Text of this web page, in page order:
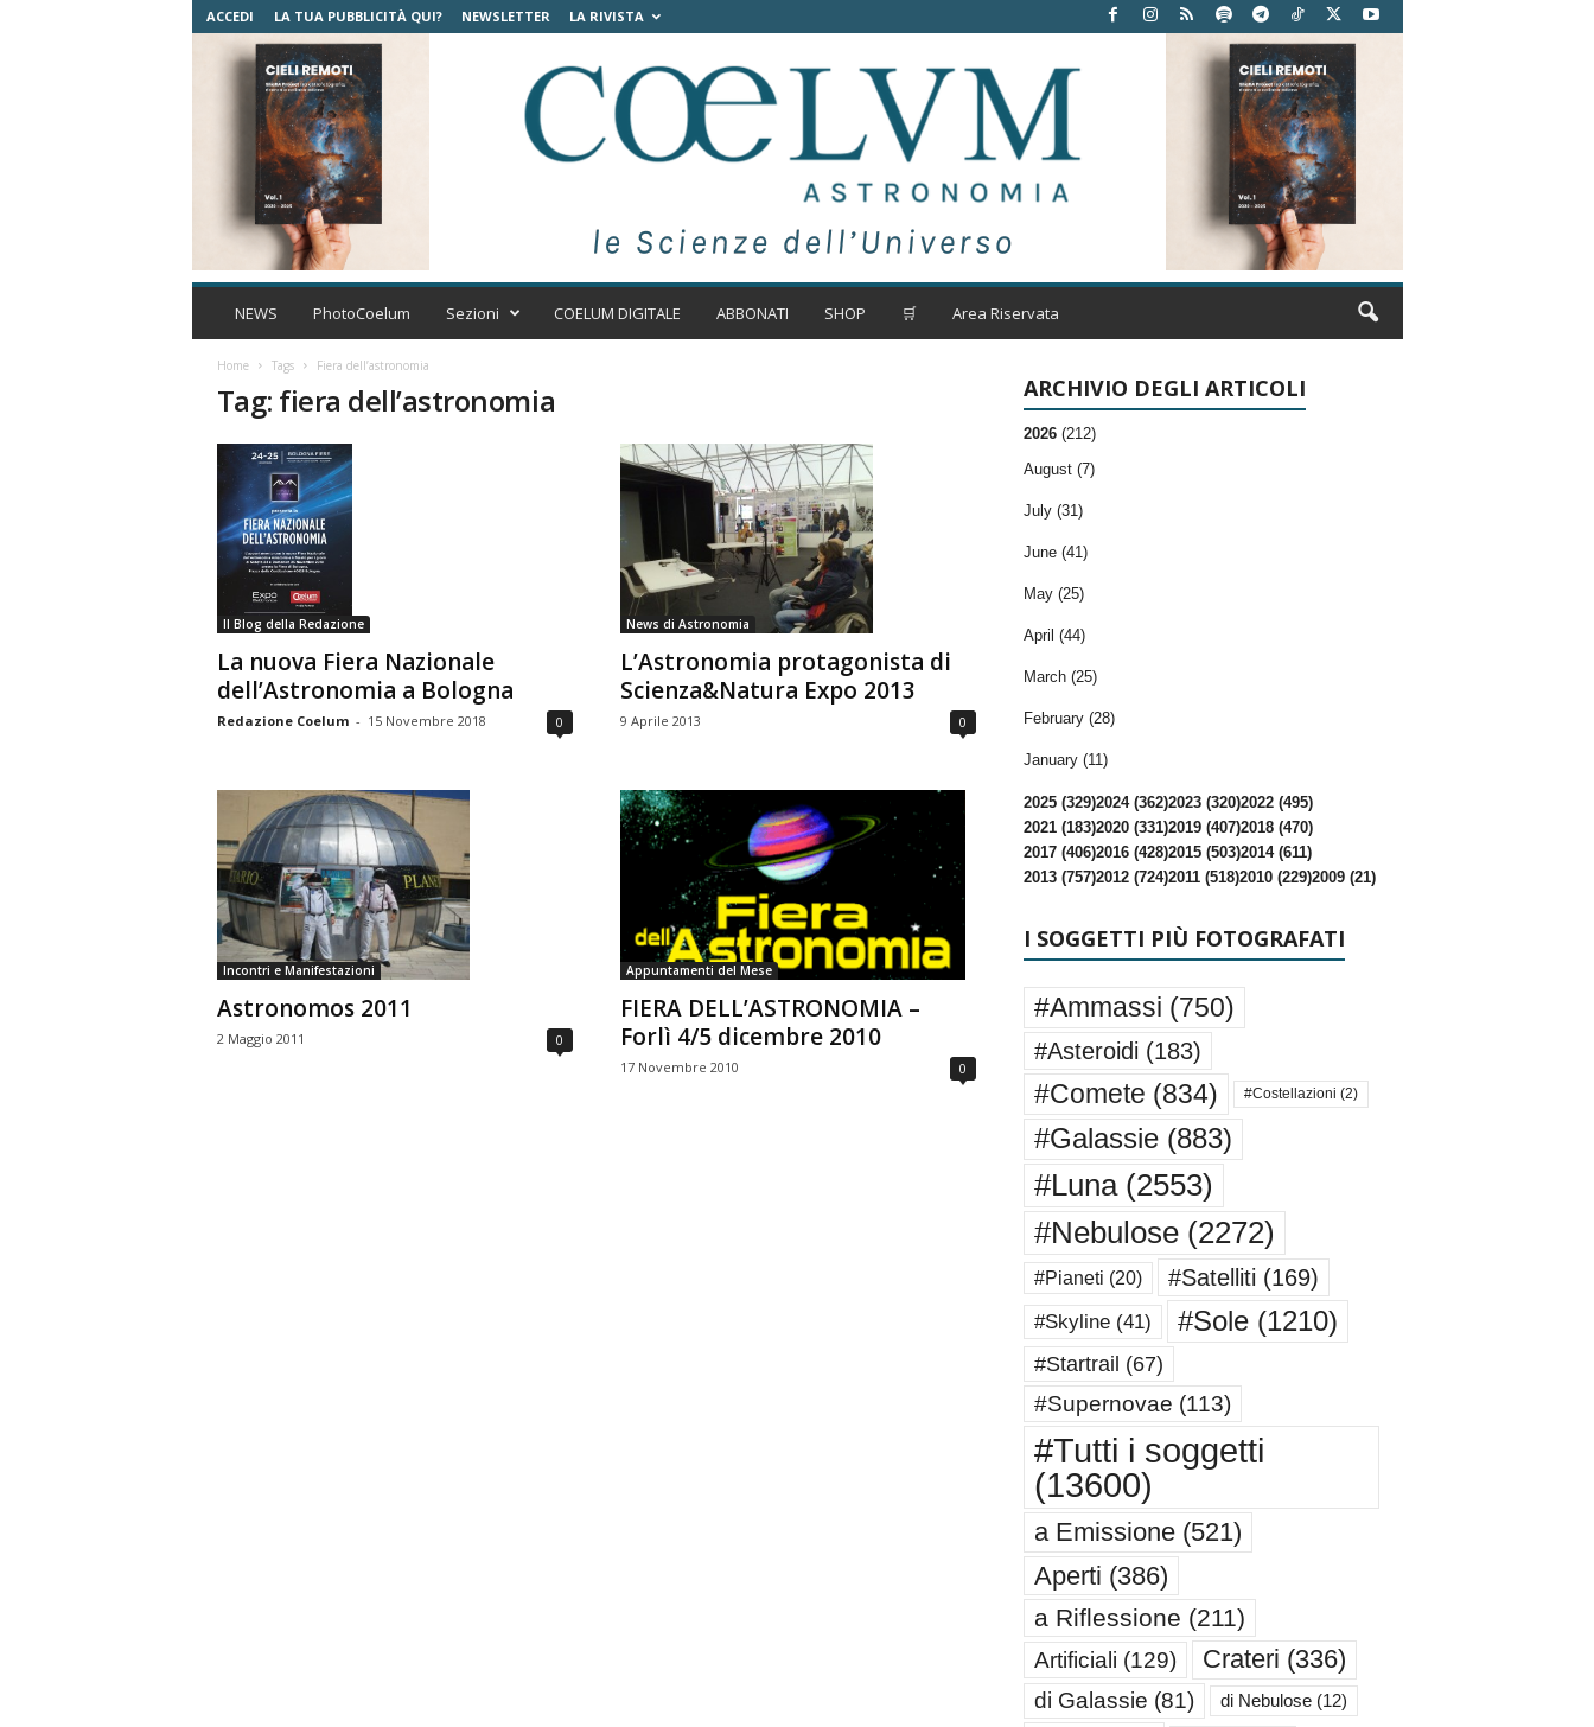
ACCEDI LA TUA PUBBLICITÀ QUI? NEWSLETTER LA RIVISTA
C
m
a
NEWS PhotoCoelum Sezioni COELUM DIGITALE ABBONATI SHOP 🛒 Area Riservata
Home Tags Fiera dell’astronomia
Tag: fiera dell’astronomia
Il Blog della Redazione
La nuova Fiera Nazionale
dell’Astronomia a Bologna
Redazione Coelum - 15 Novembre 2018 0
News di Astronomia
L’Astronomia protagonista di
Scienza&Natura Expo 2013
9 Aprile 2013 0
Incontri e Manifestazioni
Astronomos 2011
2 Maggio 2011 0
Appuntamenti del Mese
FIERA DELL’ASTRONOMIA –
Forlì 4/5 dicembre 2010
17 Novembre 2010 0
ARCHIVIO DEGLI ARTICOLI
2026 (212)
August (7)
July (31)
June (41)
May (25)
April (44)
March (25)
February (28)
January (11)
2025 (329)2024 (362)2023 (320)2022 (495)
2021 (183)2020 (331)2019 (407)2018 (470)
2017 (406)2016 (428)2015 (503)2014 (611)
2013 (757)2012 (724)2011 (518)2010 (229)2009 (21)
I SOGGETTI PIÙ FOTOGRAFATI
#Ammassi (750)
#Asteroidi (183)
#Comete (834) #Costellazioni (2)
#Galassie(883)
#Luna(2553)
#Nebulose(2272)
#Pianeti (20) #Satelliti (169)
#Skyline(41) #Sole(1210)
#Startrail (67)
#Supernovae (113)
#Tutti i soggetti
(13600)
a Emissione(521)
Aperti (386)
a Riflessione (211)
Artificiali (129) Crateri (336)
di Galassie (81) di Nebulose(12)